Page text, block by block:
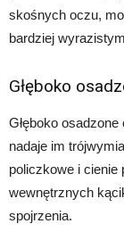
skośnych oczu,
bardziej
Głęboko
Głęboko
nadaje im
policzkowe i cienie
wewnętrznych
spojrzenia.